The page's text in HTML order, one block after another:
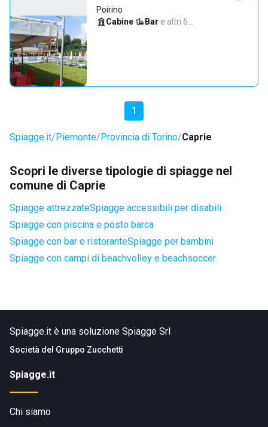
Poirino
Cabine· Bar·e altri 6…
1
Spiagge.it Piemonte Provincia di Torino Caprie
Scopri le diverse tipologie di spiagge nel
comune di Caprie
Spiagge attrezzateSpiagge accessibili per disabili
Spiagge con piscina e posto barca
Spiagge con bar e ristoranteSpiagge per bambini
Spiagge con campi di beachvolley e beachsoccer
Spiagge.it è una soluzione Spiagge Srl
Società del Gruppo Zucchetti
Spiagge.it
Chi siamo